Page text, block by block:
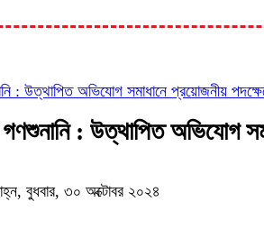
: উত্থাপিত অভিযোগ সমাধানে প্রয়োজনীয়
গণশুনানি : উত্থাপিত অভিযোগ
বুধবার, ৩০ অক্টোবর ২০২৪